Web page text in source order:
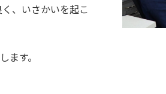
、いさかいを起こ
ます。